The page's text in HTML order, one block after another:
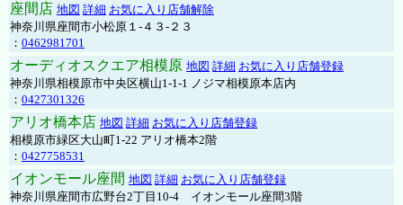
座間店 地図 詳細 お気に入り店舗解除
神奈川県座間市小松原１-４３-２３
： 0462981701
オーディオスクエア相模原 地図 詳細 お気に入り店舗登録
神奈川県相模原市中央区横山1-1-1 ノジマ相模原本店内
： 0427301326
アリオ橋本店 地図 詳細 お気に入り店舗登録
相模原市緑区大山町1-22 アリオ橋本2階
： 0427758531
イオンモール座間 地図 詳細 お気に入り店舗登録
神奈川県座間市広野台2丁目10-4 イオンモール座間3階